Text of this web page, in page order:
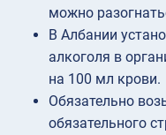
можно
В Албании
алкоголя в
на 100 мл крови.
Обязательно
обязательного